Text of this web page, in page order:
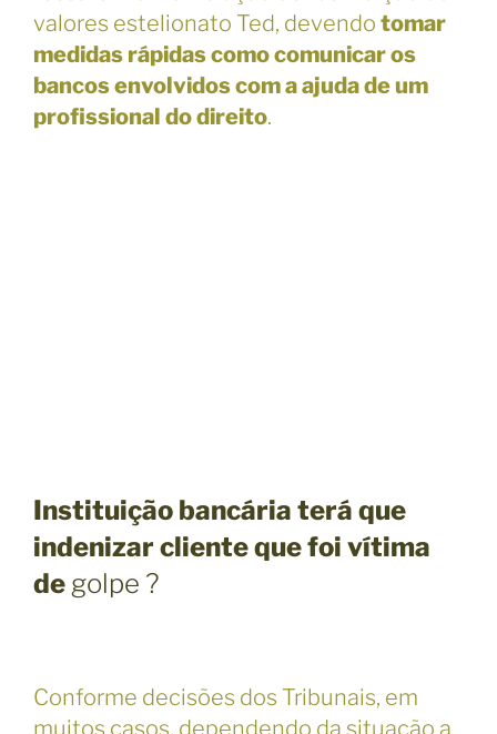
valores estelionato Ted, devendo tomar
medidas rápidas como comunicar os
bancos envolvidos com a ajuda de um
profissional do direito.
Instituição bancária terá que
indenizar cliente que foi vítima
de golpe ?
Conforme decisões dos Tribunais, em
muitos casos, dependendo da situação a